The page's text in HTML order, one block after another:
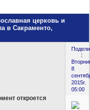
церковь и
в Сакраменто,
1
8
2015г.
05:00
откроется